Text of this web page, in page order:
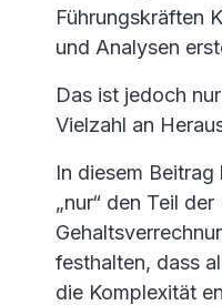
Führungskräften
und Analysen
Das ist jedoch
Vielzahl an
In diesem
„nur“ den Teil
festhalten, dass
die Komplexität